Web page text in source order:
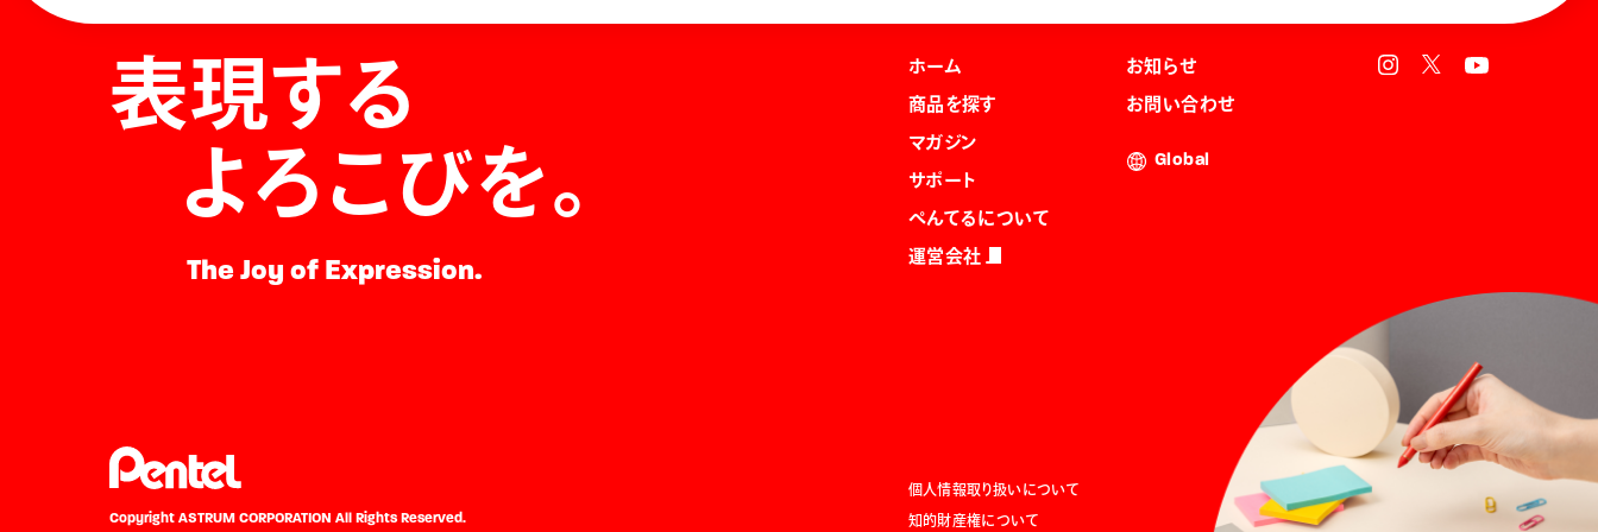
ホーム
商品を探す
マガジン
サポート
ぺんてるについて
運営会社
お知らせ
お問い合わせ
Global
個人情報取り扱いについて
知的財産権について
表現する
よろこびを。
The Joy of Expression.
Copyright ASTRUM CORPORATION All Rights Reserved.